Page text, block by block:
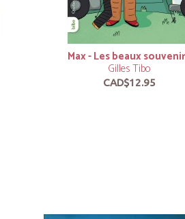
Max - Les beaux
Gilles Tibo
CAD$12.95